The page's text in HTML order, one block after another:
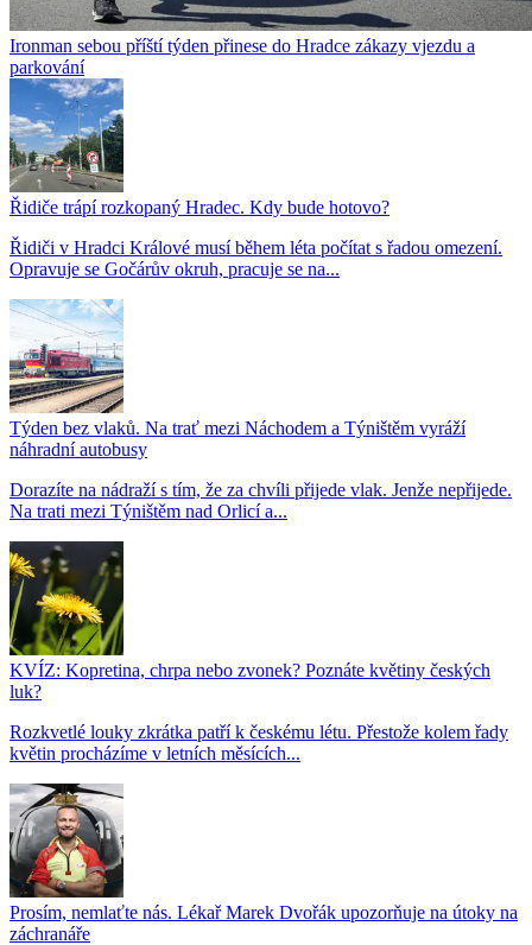
Ironman sebou příští týden přinese do Hradce zákazy vjezdu a
parkování
Řidiče trápí rozkopaný Hradec. Kdy bude hotovo?
Řidiči v Hradci Králové musí během léta počítat s řadou omezení.
Opravuje se Gočárův okruh, pracuje se na...
Týden bez vlaků. Na trať mezi Náchodem a Týništěm vyráží
náhradní autobusy
Dorazíte na nádraží s tím, že za chvíli přijede vlak. Jenže nepřijede.
Na trati mezi Týništěm nad Orlicí a...
KVÍZ: Kopretina, chrpa nebo zvonek? Poznáte květiny českých
luk?
Rozkvetlé louky zkrátka patří k českému létu. Přestože kolem řady
květin procházíme v letních měsících...
Prosím, nemlaťte nás. Lékař Marek Dvořák upozorňuje na útoky na
záchranáře